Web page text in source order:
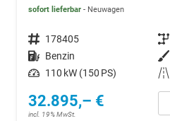
sofort lieferbar Neuwagen
Fahrzeugnr. 178405 Getriebe
Kraftstoff Benzin Außenfarbe
Leistung 110 kW (150 PS) Kilometerstand
32.895,– €
incl. 19% MwSt.